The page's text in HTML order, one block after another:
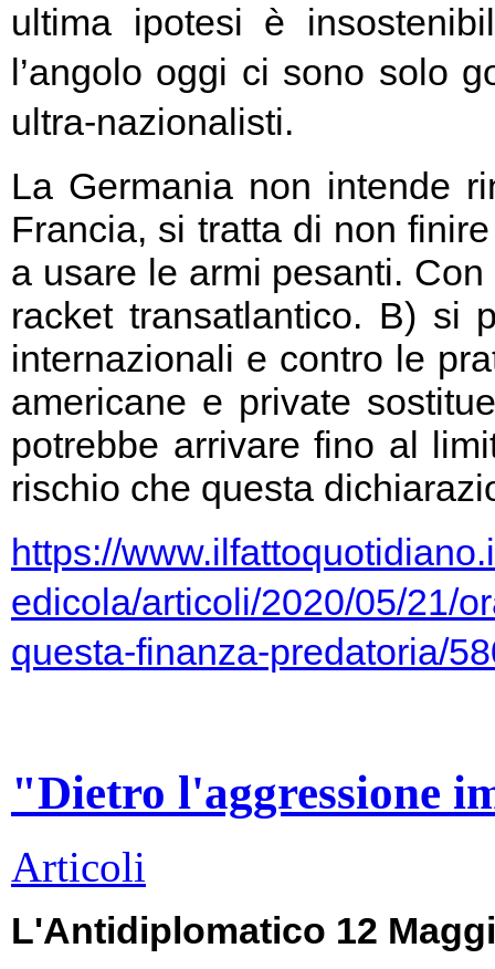
ultima ipotesi è
l’angolo oggi ci sono solo
ultra-nazionalisti.
La Germania non intende
Francia, si tratta di non
a usare le armi pesanti.
racket transatlantico. B) si
internazionali e contro le
americane e private
potrebbe arrivare fino al
rischio che questa
https://
edicola/articoli/2020/05/21/
questa-finanza-predatoria/
"Dietro l'aggressione
Articoli
L'Antidiplomatico 12